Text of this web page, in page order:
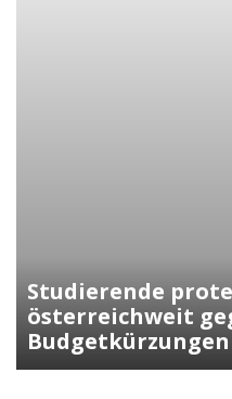
Kunasek fordert
für die Verleihung